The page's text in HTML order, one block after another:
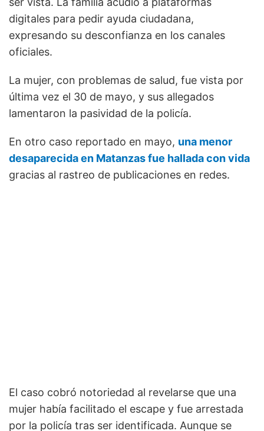
digitales para pedir ayuda ciudadana,
expresando su desconfianza en los canales
oficiales.
La mujer, con problemas de salud, fue vista por
última vez el 30 de mayo, y sus allegados
lamentaron la pasividad de la policía.
En otro caso reportado en mayo, una menor
desaparecida en Matanzas fue hallada con vida
gracias al rastreo de publicaciones en redes.
El caso cobró notoriedad al revelarse que una
mujer había facilitado el escape y fue arrestada
por la policía tras ser identificada. Aunque se